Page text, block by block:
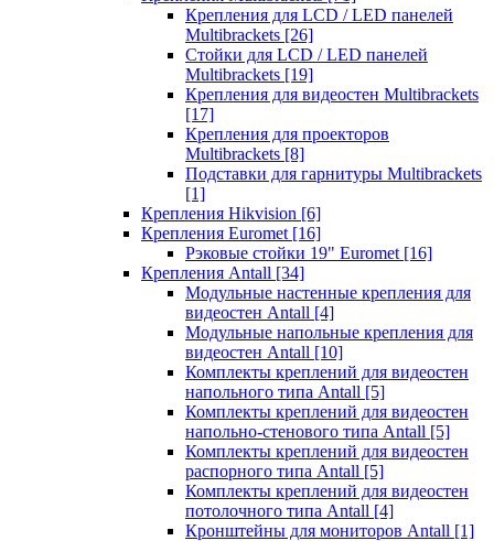
Крепления для LCD / LED панелей
Multibrackets [26]
Стойки для LCD / LED панелей
Multibrackets [19]
Крепления для видеостен Multibrackets
[17]
Крепления для проекторов
Multibrackets [8]
Подставки для гарнитуры Multibrackets
[1]
Крепления Hikvision [6]
Крепления Euromet [16]
Рэковые стойки 19" Euromet [16]
Крепления Antall [34]
Модульные настенные крепления для
видеостен Antall [4]
Модульные напольные крепления для
видеостен Antall [10]
Комплекты креплений для видеостен
напольного типа Antall [5]
Комплекты креплений для видеостен
напольно-стенового типа Antall [5]
Комплекты креплений для видеостен
распорного типа Antall [5]
Комплекты креплений для видеостен
потолочного типа Antall [4]
Кронштейны для мониторов Antall [1]